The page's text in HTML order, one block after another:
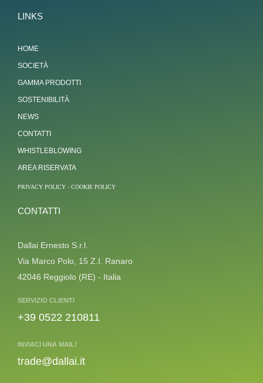
LINKS
HOME
SOCIETÀ
GAMMA PRODOTTI
SOSTENIBILITÀ
NEWS
CONTATTI
WHISTLEBLOWING
AREA RISERVATA
PRIVACY POLICY - COOKIE POLICY
CONTATTI
Dallai Ernesto S.r.l.
Via Marco Polo, 15 Z.I. Ranaro
42046 Reggiolo (RE) - Italia
SERVIZIO CLIENTI
+39 0522 210811
INVIACI UNA MAIL!
trade@dallai.it